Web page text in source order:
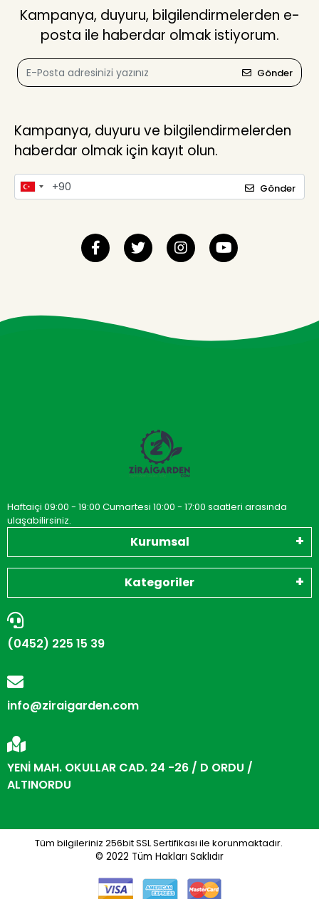
Kampanya, duyuru, bilgilendirmelerden e-
posta ile haberdar olmak istiyorum.
Gönder
Kampanya, duyuru ve bilgilendirmelerden
haberdar olmak için kayıt olun.
Gönder
Haftaiçi 09:00 - 19:00 Cumartesi 10:00 - 17:00 saatleri arasında
ulaşabilirsiniz.
Kurumsal
Kategoriler
(0452) 225 15 39
info@ziraigarden.com
YENİ MAH. OKULLAR CAD. 24 -26 / D ORDU /
ALTINORDU
Tüm bilgileriniz 256bit SSL Sertifikası ile korunmaktadır.
© 2022 Tüm Hakları Saklıdır